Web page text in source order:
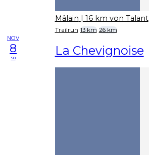
Mâlain | 16 km von Talant
Trailrun 13 km 26 km
NOV
8
so La Chevignoise